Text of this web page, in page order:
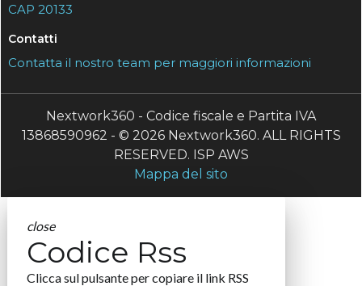
CAP 20133
Contatti
Contatta il nostro team per maggiori informazioni
Nextwork360 - Codice fiscale e Partita IVA
13868590962 - © 2026 Nextwork360. ALL RIGHTS
RESERVED. ISP AWS
Mappa del sito
close
Codice Rss
Clicca sul pulsante per copiare il link RSS